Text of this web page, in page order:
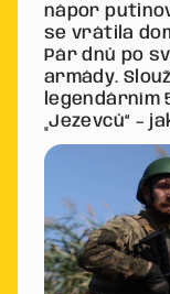
nápor
se vrátila
Pár dnů po
armády.
legendárním
„Jezevců“ –